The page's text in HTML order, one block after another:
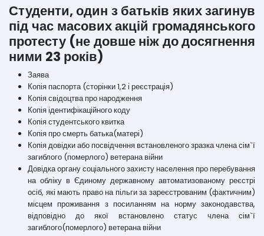
Студенти, один з батьків яких загинув
під час масових акцій громадянського
протесту (не довше ніж до досягнення
ними 23 років)
Заява
Копія паспорта (сторінки 1,2 і реєстрація)
Копія свідоцтва про народження
Копія ідентифікаційного коду
Копія студентського квитка
Копія про смерть батька(матері)
Копія довідки або посвідчення встановленого зразка члена сім`ї
загиблого (померлого) ветерана війни
Довідка органу соціального захисту населення про перебування
на обліку в Єдиному державному автоматизованому реєстрі
осіб, які мають право на пільги за зареєстрованим (фактичним)
місцем проживання з посиланням на норму законодавства,
відповідно до якої встановлено статус члена сім`ї
загиблого(померлого) ветерана війни